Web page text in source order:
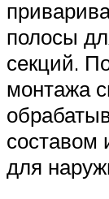
полосы
секций.
монтажа
для